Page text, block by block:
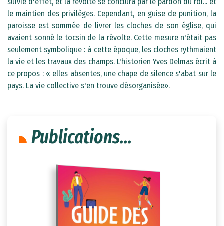
le maintien des privilèges. Cependant, en guise de punition, la
paroisse est sommée de livrer les cloches de son église, qui
avaient sonné le tocsin de la révolte. Cette mesure n'était pas
seulement symbolique : à cette époque, les cloches rythmaient
la vie et les travaux des champs. L'historien Yves Delmas écrit à
ce propos : « elles absentes, une chape de silence s'abat sur le
pays. La vie collective s'en trouve désorganisée».
Publications...